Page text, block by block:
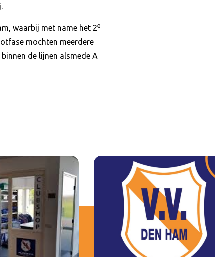
waarbij met name het 2e
mochten meerdere
de lijnen alsmede A